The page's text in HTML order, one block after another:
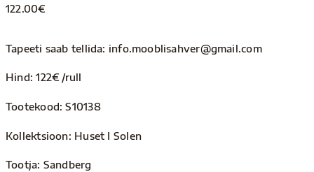
122.00€
Tapeeti saab tellida: info.mooblisahver@gmail.com
Hind: 122€ /rull
Tootekood: S10138
Kollektsioon: Huset I Solen
Tootja: Sandberg